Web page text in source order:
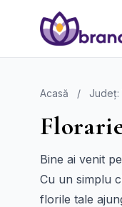
Acasă / Județ:
Bine ai venit
Cu un simplu
florile tale